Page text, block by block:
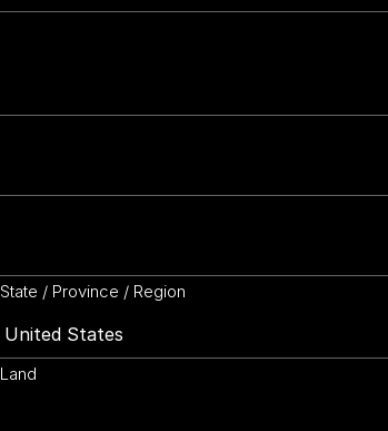
State / Province / Region
Land